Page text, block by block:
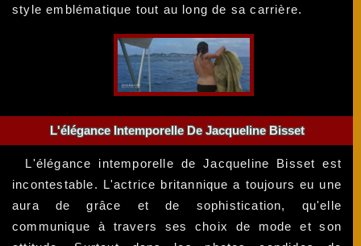
style emblématique tout au long de sa carrière.
L'élégance Intemporelle De Jacqueline Bisset
L'élégance intemporelle de Jacqueline Bisset est
incontestable. L'actrice britannique a toujours eu une
aura de grâce et de sophistication, qu'elle
communique à travers ses choix de mode et son